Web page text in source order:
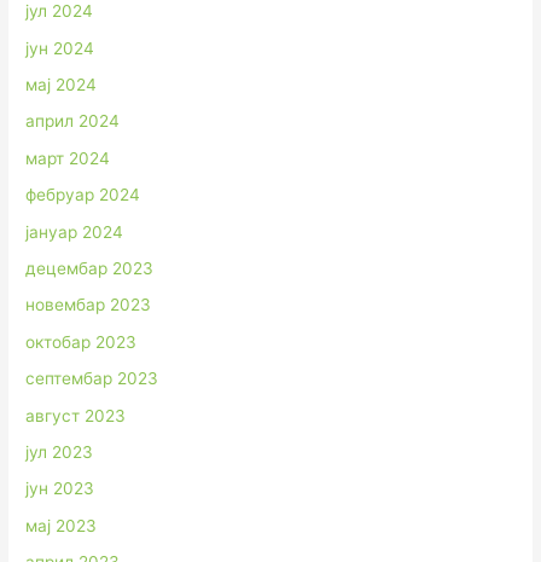
јул 2024
јун 2024
мај 2024
април 2024
март 2024
фебруар 2024
јануар 2024
децембар 2023
новембар 2023
октобар 2023
септембар 2023
август 2023
јул 2023
јун 2023
мај 2023